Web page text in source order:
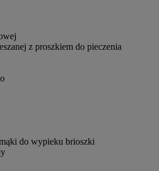
z proszkiem do pieczenia
do wypieku brioszki